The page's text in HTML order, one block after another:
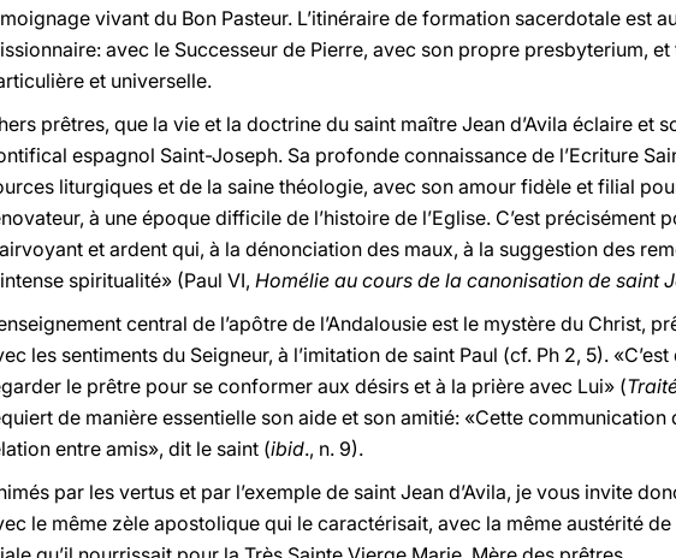
vivant du Bon Pasteur. L’itinéraire de formation sacerdotale est
avec le Successeur de Pierre, avec son propre presbyterium,
et universelle.
prêtres, que la vie et la doctrine du saint maître Jean d’Avila éclaire et
espagnol Saint-Joseph. Sa profonde connaissance de l’Ecriture
liturgiques et de la saine théologie, avec son amour fidèle et filial
à une époque difficile de l’histoire de l’Eglise. C’est précisément
et ardent qui, à la dénonciation des maux, à la suggestion des
spiritualité» (Paul VI, Homélie au cours de la canonisation de saint
central de l’apôtre de l’Andalousie est le mystère du Christ,
les sentiments du Seigneur, à l’imitation de saint Paul (cf. Ph 2, 5).
le prêtre pour se conformer aux désirs et à la prière avec Lui» (
de manière essentielle son aide et son amitié: «Cette communication
entre amis», dit le saint (ibid., n. 9).
par les vertus et par l’exemple de saint Jean d’Avila, je vous invite
le même zèle apostolique qui le caractérisait, avec la même austérité